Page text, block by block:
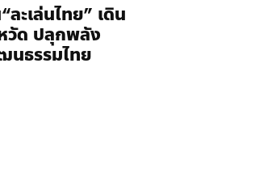
ะเล่นไทย” เดิน
วัด ปลุกพลัง
นธรรมไทย